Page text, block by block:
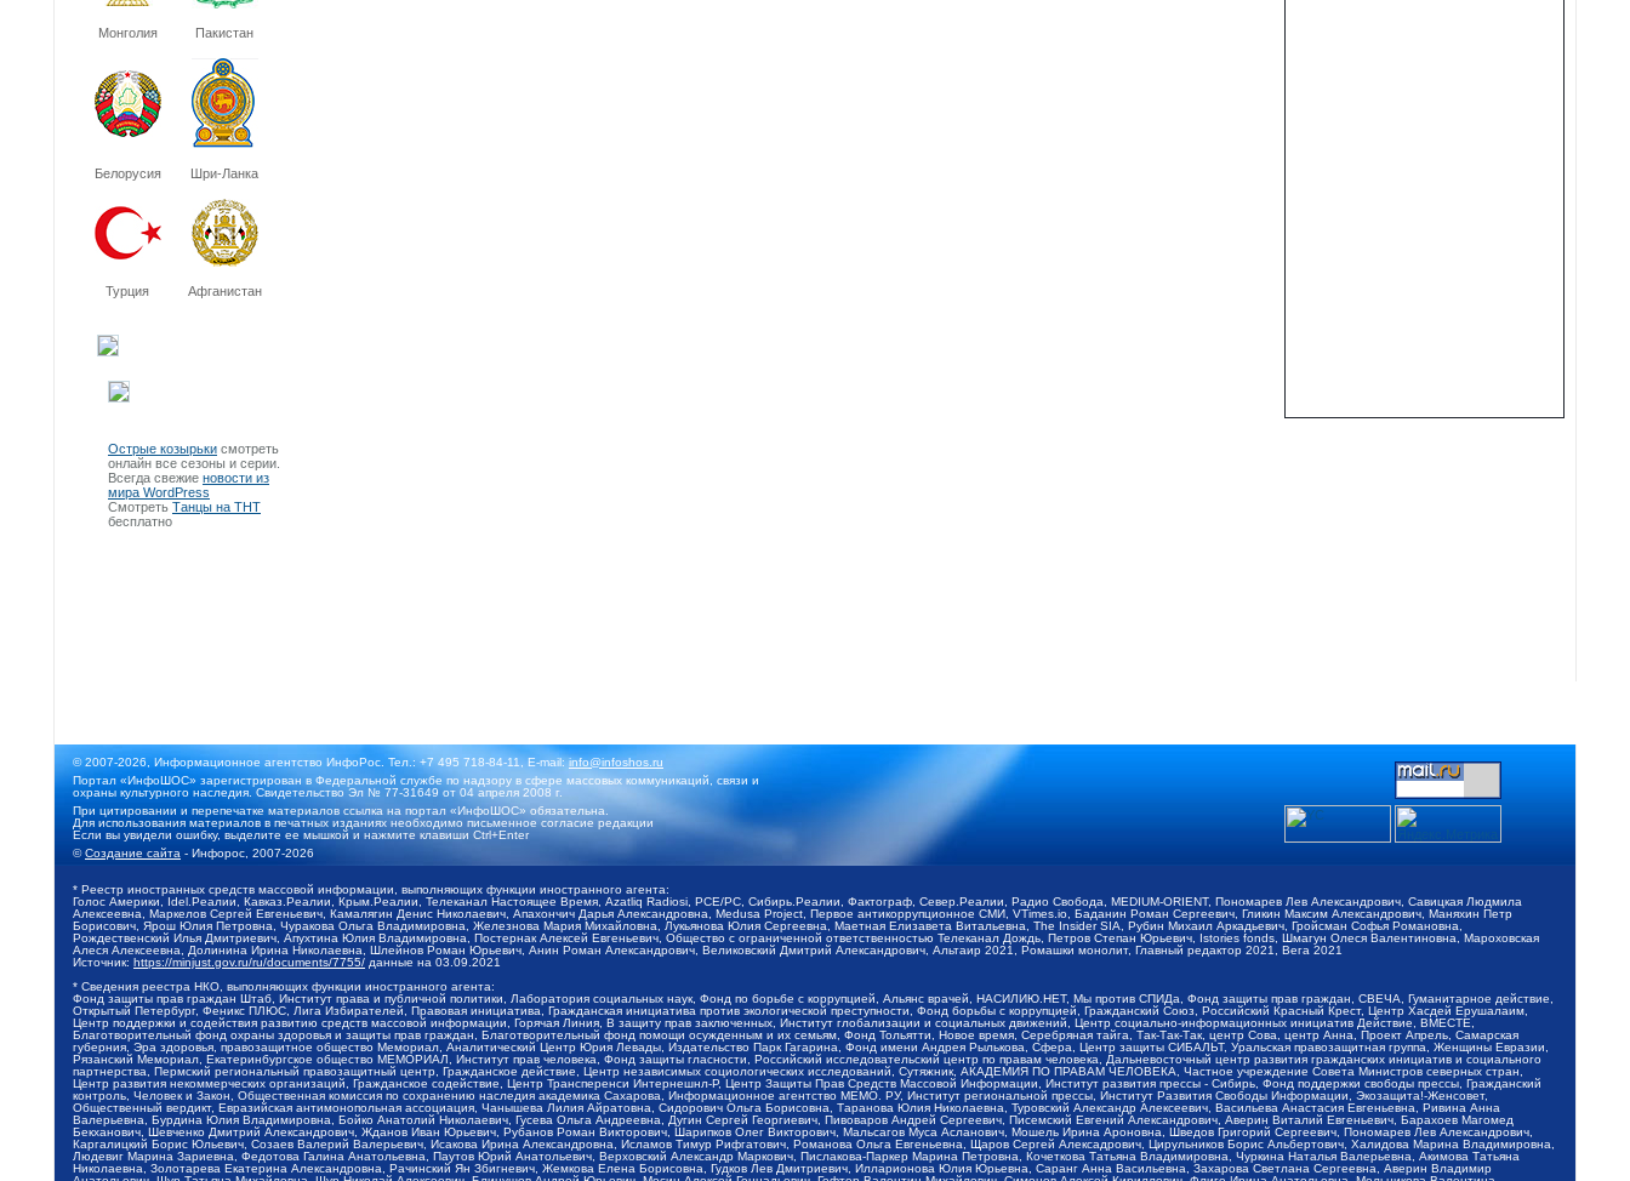
Монголия Пакистан
Белорусия Шри-Ланка
Турция Афганистан
Острые козырьки смотреть
онлайн все сезоны и серии.
Всегда свежие новости из
мира WordPress
Смотреть Танцы на ТНТ
бесплатно
© 2007-2026, Информационное агентство ИнфоРос. Тел.: +7 495 718-84-11, E-mail:info@infoshos.ru
Портал «ИнфоШОС» зарегистрирован в Федеральной службе по надзору в сфере массовых коммуникаций, связи и
охраны культурного наследия. Свидетельство Эл № 77-31649 от 04 апреля 2008 г.
При цитировании и перепечатке материалов ссылка на портал «ИнфоШОС» обязательна.
Для использования материалов в печатных изданиях необходимо письменное согласие редакции
Если вы увидели ошибку, выделите ее мышкой и нажмите клавиши Ctrl+Enter
©Создание сайта - Инфорос, 2007-2026
* Реестр иностранных средств массовой информации, выполняющих функции иностранного агента:
Голос Америки, Idel.Реалии, Кавказ.Реалии, Крым.Реалии, Телеканал Настоящее Время, Azatliq Radiosi, PCE/PC, Сибирь.Реалии, Фактограф, Север.Реалии, Радио Свобода, MEDIUM-ORIENT, Пономарев Лев Александрович, Савицкая Людмила
Алексеевна, Маркелов Сергей Евгеньевич, Камалягин Денис Николаевич, Апахончич Дарья Александровна, Medusa Project, Первое антикоррупционное СМИ, VTimes.io, Баданин Роман Сергеевич, Гликин Максим Александрович, Маняхин Петр
Борисович, Ярош Юлия Петровна, Чуракова Ольга Владимировна, Железнова Мария Михайловна, Лукьянова Юлия Сергеевна, Маетная Елизавета Витальевна, The Insider SIA, Рубин Михаил Аркадьевич, Гройсман Софья Романовна,
Рождественский Илья Дмитриевич, Апухтина Юлия Владимировна, Постернак Алексей Евгеньевич, Общество с ограниченной ответственностью Телеканал Дождь, Петров Степан Юрьевич, Istories fonds, Шмагун Олеся Валентиновна, Мароховская
Алеся Алексеевна, Долинина Ирина Николаевна, Шлейнов Роман Юрьевич, Анин Роман Александрович, Великовский Дмитрий Александрович, Альтаир 2021, Ромашки монолит, Главный редактор 2021, Вега 2021
Источник: https://minjust.gov.ru/ru/documents/7755/ данные на 03.09.2021
* Сведения реестра НКО, выполняющих функции иностранного агента:
Фонд защиты прав граждан Штаб, Институт права и публичной политики, Лаборатория социальных наук, Фонд по борьбе с коррупцией, Альянс врачей, НАСИЛИЮ.НЕТ, Мы против СПИДа, Фонд защиты прав граждан, СВЕЧА, Гуманитарное действие,
Открытый Петербург, Феникс ПЛЮС, Лига Избирателей, Правовая инициатива, Гражданская инициатива против экологической преступности, Фонд борьбы с коррупцией, Гражданский Союз, Российский Красный Крест, Центр Хасдей Ерушалаим,
Центр поддержки и содействия развитию средств массовой информации, Горячая Линия, В защиту прав заключенных, Институт глобализации и социальных движений, Центр социально-информационных инициатив Действие, ВМЕСТЕ,
Благотворительный фонд охраны здоровья и защиты прав граждан, Благотворительный фонд помощи осужденным и их семьям, Фонд Тольятти, Новое время, Серебряная тайга, Так-Так-Так, центр Сова, центр Анна, Проект Апрель, Самарская
губерния, Эра здоровья, правозащитное общество Мемориал, Аналитический Центр Юрия Левады, Издательство Парк Гагарина, Фонд имени Андрея Рылькова, Сфера, Центр защиты СИБАЛЬТ, Уральская правозащитная группа, Женщины Евразии,
Рязанский Мемориал, Екатеринбургское общество МЕМОРИАЛ, Институт прав человека, Фонд защиты гласности, Российский исследовательский центр по правам человека, Дальневосточный центр развития гражданских инициатив и социального
партнерства, Пермский региональный правозащитный центр, Гражданское действие, Центр независимых социологических исследований, Сутяжник, АКАДЕМИЯ ПО ПРАВАМ ЧЕЛОВЕКА, Частное учреждение Совета Министров северных стран,
Центр развития некоммерческих организаций, Гражданское содействие, Центр Трансперенси Интернешнл-Р, Центр Защиты Прав Средств Массовой Информации, Институт развития прессы - Сибирь, Фонд поддержки свободы прессы, Гражданский
контроль, Человек и Закон, Общественная комиссия по сохранению наследия академика Сахарова, Информационное агентство МЕМО. РУ, Институт региональной прессы, Институт Развития Свободы Информации, Экозащита!-Женсовет,
Общественный вердикт, Евразийская антимонопольная ассоциация, Чанышева Лилия Айратовна, Сидорович Ольга Борисовна, Таранова Юлия Николаевна, Туровский Александр Алексеевич, Васильева Анастасия Евгеньевна, Ривина Анна
Валерьевна, Бурдина Юлия Владимировна, Бойко Анатолий Николаевич, Гусева Ольга Андреевна, Дугин Сергей Георгиевич, Пивоваров Андрей Сергеевич, Писемский Евгений Александрович, Аверин Виталий Евгеньевич, Барахоев Магомед
Бекханович, Шевченко Дмитрий Александрович, Жданов Иван Юрьевич, Рубанов Роман Викторович, Шарипков Олег Викторович, Мальсагов Муса Асланович, Мошель Ирина Ароновна, Шведов Григорий Сергеевич, Пономарев Лев Александрович,
Каргалицкий Борис Юльевич, Созаев Валерий Валерьевич, Исакова Ирина Александровна, Исламов Тимур Рифгатович, Романова Ольга Евгеньевна, Щаров Сергей Алексадрович, Цирульников Борис Альбертович, Халидова Марина Владимировна,
Людевиг Марина Зариевна, Федотова Галина Анатольевна, Паутов Юрий Анатольевич, Верховский Александр Маркович, Пислакова-Паркер Марина Петровна, Кочеткова Татьяна Владимировна, Чуркина Наталья Валерьевна, Акимова Татьяна
Николаевна, Золотарева Екатерина Александровна, Рачинский Ян Збигневич, Жемкова Елена Борисовна, Гудков Лев Дмитриевич, Илларионова Юлия Юрьевна, Саранг Анна Васильевна, Захарова Светлана Сергеевна, Аверин Владимир